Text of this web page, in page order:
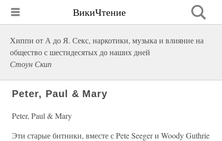
ВикиЧтение
Хиппи от А до Я. Секс, наркотики, музыка и влияние на
общество с шестидесятых до наших дней
Стоун Скип
Peter, Paul & Mary
Peter, Paul & Mary
Эти старые битники, вместе с Pete Seeger и Woody Guthrie